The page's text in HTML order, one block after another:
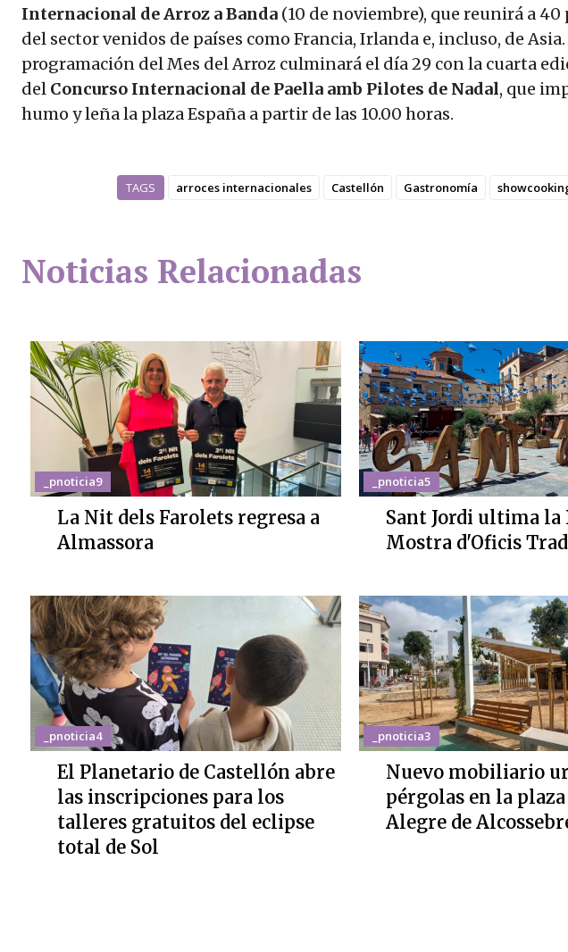
Internacional de Arroz a Banda (10 de noviembre), que reunirá a
del sector venidos de países como Francia, Irlanda e, incluso, de
programación del Mes del Arroz culminará el día 29 con la cuarta
del Concurso Internacional de Paella amb Pilotes de Nadal, que
humo y leña la plaza España a partir de las 10.00 horas.
TAGS arroces internacionales Castellón Gastronomía
Noticias Relacionadas
_pnoticia9
La Nit dels Farolets regresa a
Almassora
_pnoticia5
Sant Jordi ultima la
Mostra d'Oficis
_pnoticia4
El Planetario de Castellón abre
las inscripciones para los
talleres gratuitos del eclipse
total de Sol
_pnoticia3
Nuevo mobiliario
pérgolas en la
Alegre de